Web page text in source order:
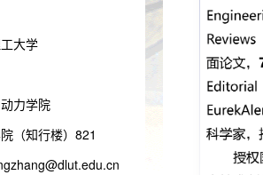
大学
力学院
（知行楼）821